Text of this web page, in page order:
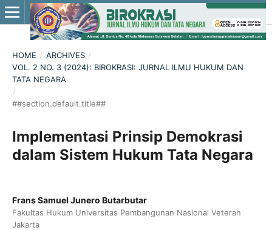
HOME / ARCHIVES /
VOL. 2 NO. 3 (2024): BIROKRASI: JURNAL ILMU HUKUM DAN
TATA NEGARA
/
##section.default.title##
Implementasi Prinsip Demokrasi
dalam Sistem Hukum Tata Negara
Frans Samuel Junero Butarbutar
Fakultas Hukum Universitas Pembangunan Nasional Veteran
Jakarta